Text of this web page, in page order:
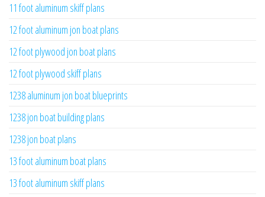
11 foot aluminum skiff plans
12 foot aluminum jon boat plans
12 foot plywood jon boat plans
12 foot plywood skiff plans
1238 aluminum jon boat blueprints
1238 jon boat building plans
1238 jon boat plans
13 foot aluminum boat plans
13 foot aluminum skiff plans